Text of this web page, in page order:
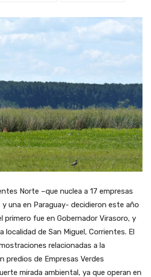
Norte –que nuclea a 17 empresas
una en Paraguay- decidieron este año
fue en Gobernador Virasoro, y
de San Miguel, Corrientes. El
relacionadas a la
de Empresas Verdes
mirada ambiental, ya que operan en